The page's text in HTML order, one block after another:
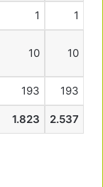
1 1
10 10
193 193
1.823 2.537